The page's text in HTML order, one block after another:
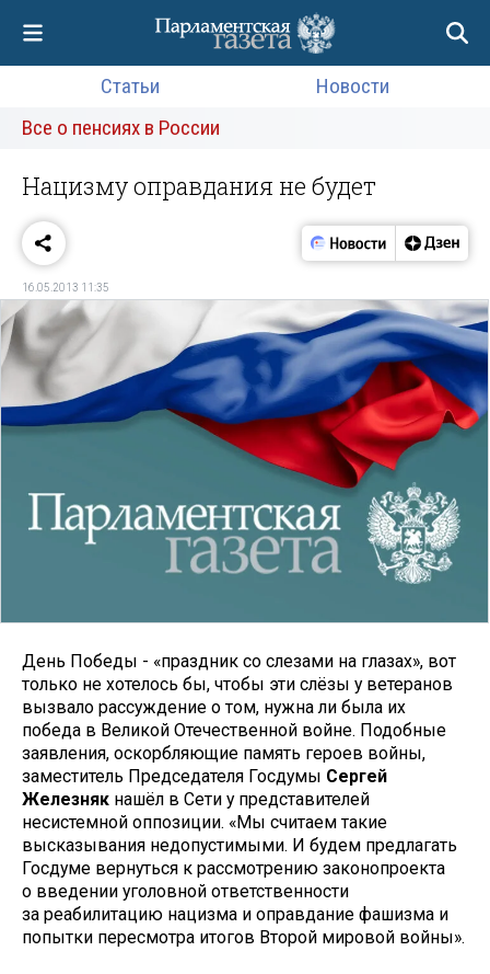
Статьи
Новости
Все о пенсиях в России
Нацизму оправдания не будет
16.05.2013 11:35
День Победы - «праздник со слезами на глазах», вот
только не хотелось бы, чтобы эти слёзы у ветеранов
вызвало рассуждение о том, нужна ли была их
победа в Великой Отечественной войне. Подобные
заявления, оскорбляющие память героев войны,
заместитель Председателя Госдумы Сергей
Железняк нашёл в Сети у представителей
несистемной оппозиции. «Мы считаем такие
высказывания недопустимыми. И будем предлагать
Госдуме вернуться к рассмотрению законопроекта
о введении уголовной ответственности
за реабилитацию нацизма и оправдание фашизма и
попытки пересмотра итогов Второй мировой войны».